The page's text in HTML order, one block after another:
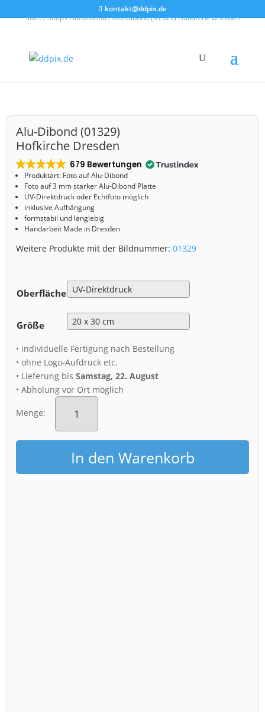
kontakt@ddpix.de
Start/Shop/Alu-Dibond/ Alu-Dibond (01329) Hofkirche Dresden
Alu-Dibond (01329)
Hofkirche Dresden
679 Bewertungen
Produktart: Foto auf Alu-Dibond
Foto auf 3 mm starker Alu-Dibond Platte
UV-Direktdruck oder Echtfoto möglich
inklusive Aufhängung
formstabil und langlebig
Handarbeit Made in Dresden
Weitere Produkte mit der Bildnummer:01329
Oberfläche
Größe
• individuelle Fertigung nach Bestellung
• ohne Logo-Aufdruck etc.
• Lieferung bisSamstag, 22. August
• Abholung vor Ort möglich
Menge:
Alu-
Dibond
Hofkirche
Dresden
MengeIn den Warenkorb